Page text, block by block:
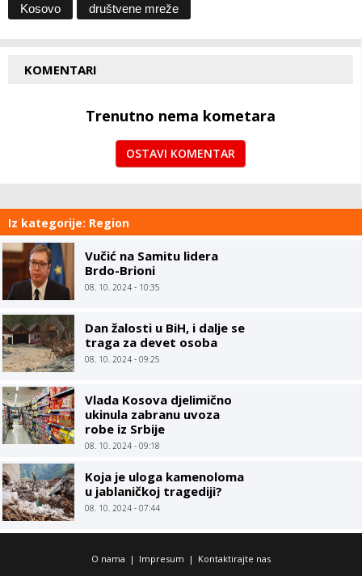
Kosovo društvene mreže
KOMENTARI
Trenutno nema kometara
OSTAVI KOMENTAR
Iz kategorije: Region
Vučić na Samitu lidera
Brdo-Brioni
08. 10. 2024 - 10:35
Dan žalosti u BiH, i dalje se
traga za devet osoba
08. 10. 2024 - 09:25
Vlada Kosova djelimično
ukinula zabranu uvoza
robe iz Srbije
08. 10. 2024 - 09:18
Koja je uloga kamenoloma
u jablaničkoj tragediji?
08. 10. 2024 - 07:44
O nama | Impresum | Kontaktirajte nas